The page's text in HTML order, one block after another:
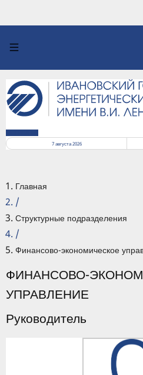
основному
7 августа 2026
Главная
/
Структурные подразделения
/
Финансово-экономическое
ФИНАНСОВО-
УПРАВЛЕНИЕ
Руководитель